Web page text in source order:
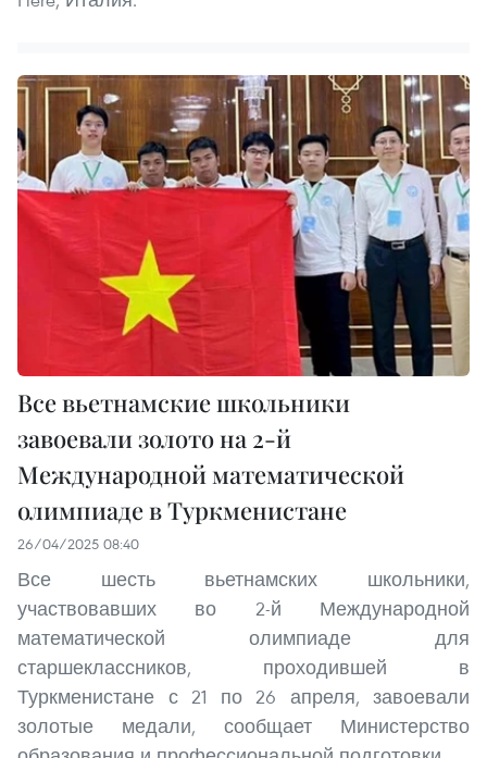
Все вьетнамские школьники
завоевали золото на 2-й
Международной математической
олимпиаде в Туркменистане
26/04/2025 08:40
Все шесть вьетнамских школьники,
участвовавших во 2-й Международной
математической олимпиаде для
старшеклассников, проходившей в
Туркменистане с 21 по 26 апреля, завоевали
золотые медали, сообщает Министерство